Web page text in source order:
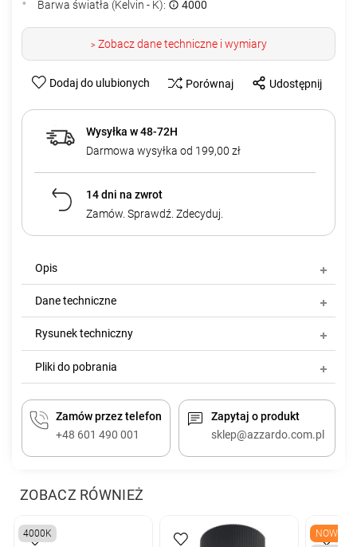
Barwa światła (Kelvin - K):
4000
>Zobacz dane techniczne i wymiary
Dodaj do ulubionych Porównaj Udostępnij
Wysyłka w 48-72H
Darmowa wysyłka od 199,00 zł
14 dni na zwrot
Zamów. Sprawdź. Zdecyduj.
Opis
Dane techniczne
Rysunek techniczny
Pliki do pobrania
Zamów przez telefon
+48 601 490 001
Zapytaj o produkt
sklep@azzardo.com.pl
ZOBACZ RÓWNIEŻ
4000K
NOWY